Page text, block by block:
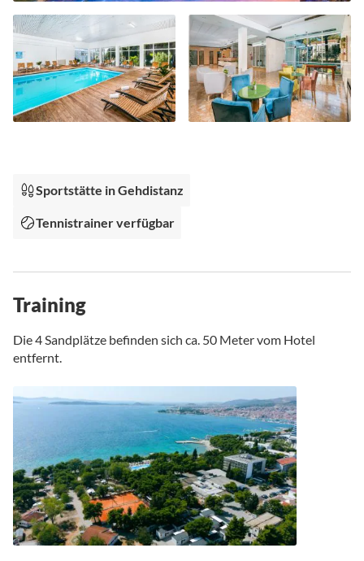
Bildgalerie
springen
Sportstätte in Gehdistanz
Tennistrainer verfügbar
Training
Die 4 Sandplätze befinden sich ca. 50 Meter vom Hotel
entfernt.